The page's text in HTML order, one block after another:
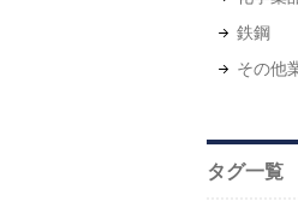
鉄鋼
その他
タグ一覧